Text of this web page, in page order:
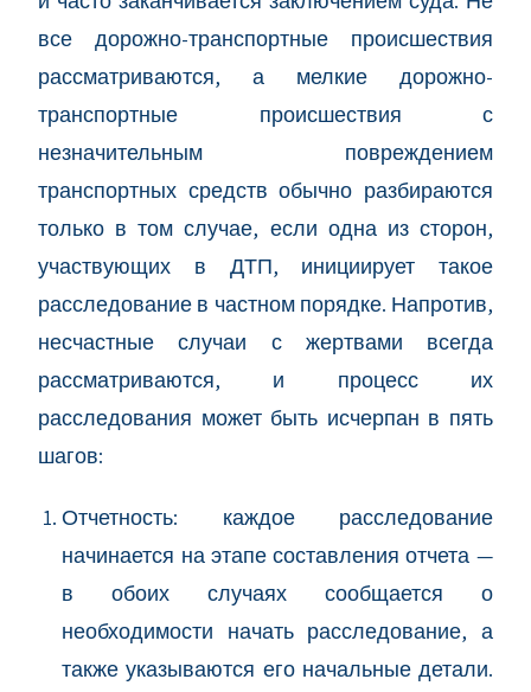
все дорожно-транспортные происшествия
рассматриваются, а мелкие дорожно-
транспортные происшествия с
незначительным повреждением
транспортных средств обычно разбираются
только в том случае, если одна из сторон,
участвующих в ДТП, инициирует такое
расследование в частном порядке. Напротив,
несчастные случаи с жертвами всегда
рассматриваются, и процесс их
расследования может быть исчерпан в пять
шагов:
Отчетность: каждое расследование
начинается на этапе составления отчета —
в обоих случаях сообщается о
необходимости начать расследование, а
также указываются его начальные детали.